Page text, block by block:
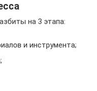
на 3 этапа:
и инструмента;